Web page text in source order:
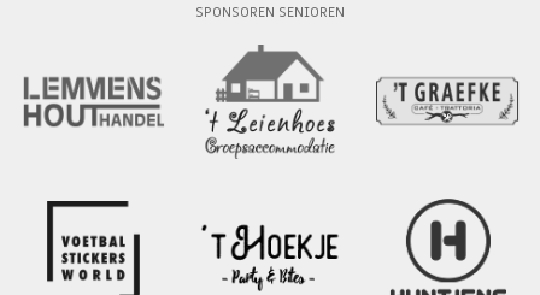
SPONSOREN SENIOREN